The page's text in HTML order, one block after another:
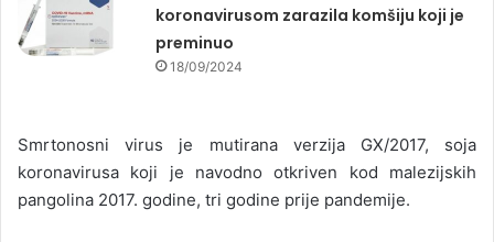
koronavirusom zarazila komšiju koji je
preminuo
18/09/2024
Smrtonosni virus je mutirana verzija GX/2017, soja
koronavirusa koji je navodno otkriven kod malezijskih
pangolina 2017. godine, tri godine prije pandemije.